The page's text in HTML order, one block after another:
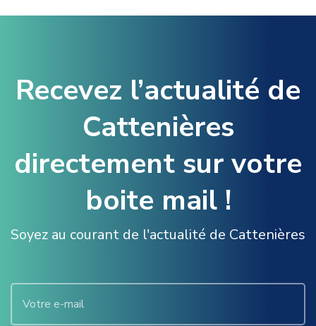
Recevez l’actualité de
Cattenières
directement sur votre
boite mail !
Soyez au courant de l'actualité de Cattenières